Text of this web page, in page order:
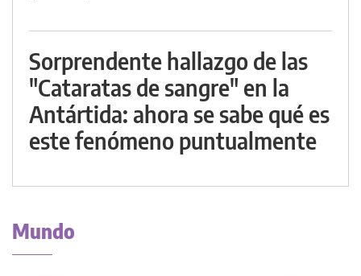
Sorprendente hallazgo de las
"Cataratas de sangre" en la
Antártida: ahora se sabe qué es
este fenómeno puntualmente
Mundo